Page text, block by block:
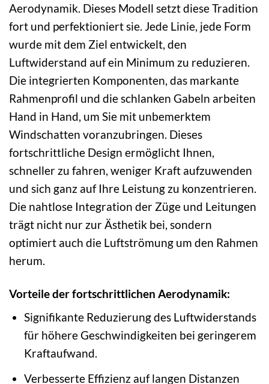
Aerodynamik. Dieses Modell setzt diese Tradition
fort und perfektioniert sie. Jede Linie, jede Form
wurde mit dem Ziel entwickelt, den
Luftwiderstand auf ein Minimum zu reduzieren.
Die integrierten Komponenten, das markante
Rahmenprofil und die schlanken Gabeln arbeiten
Hand in Hand, um Sie mit unbemerktem
Windschatten voranzubringen. Dieses
fortschrittliche Design ermöglicht Ihnen,
schneller zu fahren, weniger Kraft aufzuwenden
und sich ganz auf Ihre Leistung zu konzentrieren.
Die nahtlose Integration der Züge und Leitungen
trägt nicht nur zur Ästhetik bei, sondern
optimiert auch die Luftströmung um den Rahmen
herum.
Vorteile der fortschrittlichen Aerodynamik:
Signifikante Reduzierung des Luftwiderstands
für höhere Geschwindigkeiten bei geringerem
Kraftaufwand.
Verbesserte Effizienz auf langen Distanzen